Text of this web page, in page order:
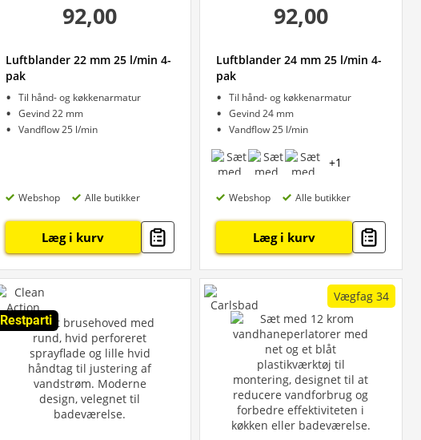
92,00
Luftblander 22 mm 25 l/min 4-
pak
Til hånd- og køkkenarmatur
Gevind 22 mm
Vandflow 25 l/min
Webshop Alle butikker
Læg i kurv
92,00
Luftblander 24 mm 25 l/min 4-
pak
Til hånd- og køkkenarmatur
Gevind 24 mm
Vandflow 25 l/min
+1
Webshop Alle butikker
Læg i kurv
Restparti
Vægfag 34